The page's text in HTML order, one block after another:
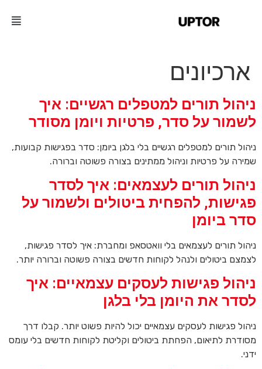
ארכיונים
ניהול תורים למטפלים רגשיים: איך
לשמור על סדר, פרטיות ויומן מסודר
ניהול תורים למטפלים רגשיים בלי בלגן ביומן: סדר בפגישות קבועות,
שמירה על פרטיות וניהול ממתינים בצורה פשוטה וברורה.
ניהול תורים לעצמאים: איך לסדר
פגישות, להפחית ביטולים ולשמור על
סדר ביומן
ניהול תורים לעצמאים בלי וואטסאפ ומחברת: איך לסדר פגישות,
לצמצם ביטולים ולנהל לקוחות חדשים בצורה פשוטה וברורה יותר.
ניהול פגישות לעסקים עצמאיים: איך
לסדר את היומן בלי בלגן
ניהול פגישות לעסקים עצמאיים יכול להיות פשוט יותר. קבלו דרך
מסודרת לתיאום, הפחתת ביטולים וקליטת לקוחות חדשים בלי עומס
ידני.